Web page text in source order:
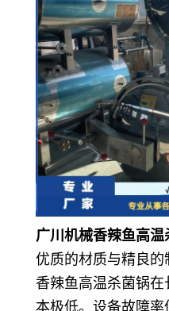
广川机械香辣鱼高
优质的材质与精良
香辣鱼高温杀菌锅
本极低。设备故障